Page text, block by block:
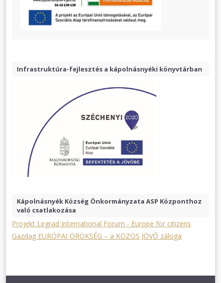
Infrastruktúra-fejlesztés a kápolnásnyéki könyvtárban
Kápolnásnyék Község Önkormányzata ASP Központhoz
való csatlakozása
Projekt Legrad International Forum - Europe for citizens
Gazdag EURÓPAI ÖRÖKSÉG – a KÖZÖS JÖVŐ záloga